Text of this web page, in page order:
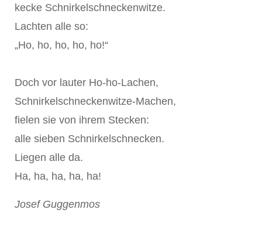
kecke Schnirkelschneckenwitze.
Lachten alle so:
„Ho, ho, ho, ho, ho!“
Doch vor lauter Ho-ho-Lachen,
Schnirkelschneckenwitze-Machen,
fielen sie von ihrem Stecken:
alle sieben Schnirkelschnecken.
Liegen alle da.
Ha, ha, ha, ha, ha!
Josef Guggenmos